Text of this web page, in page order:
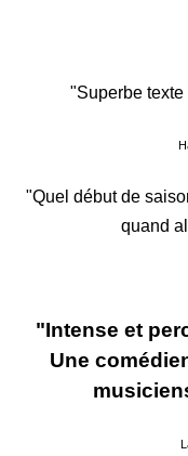
"Superbe
"Quel début de
quand
"Intense et
Une